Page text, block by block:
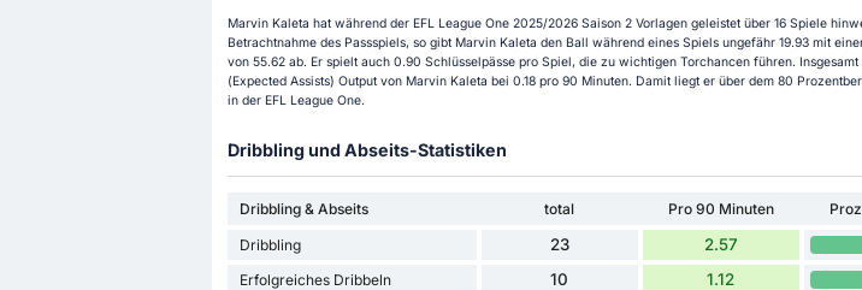
Marvin Kaleta hat während der EFL League One 2025/2026 Saison 2 Vorlagen geleistet über 16 Spiele
Betrachtnahme des Passspiels, so gibt Marvin Kaleta den Ball während eines Spiels ungefähr 19.93 mit
von 55.62 ab. Er spielt auch 0.90 Schlüsselpässe pro Spiel, die zu wichtigen Torchancen führen.
(Expected Assists) Output von Marvin Kaleta bei 0.18 pro 90 Minuten. Damit liegt er über dem 80
in der EFL League One.
Dribbling und Abseits-Statistiken
Dribbling & Abseits total Pro 90 Minuten
Dribbling
23 2.57
Erfolgreiches Dribbeln 10 1.12